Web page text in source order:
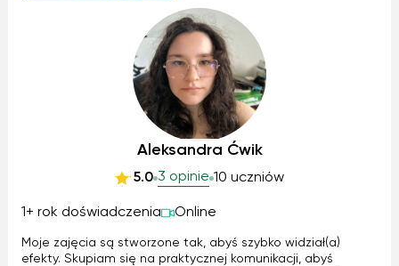
Aleksandra Ćwik
5.0 3 opinie 10 uczniów
1+ rok doświadczenia Online
Moje zajęcia są stworzone tak, abyś szybko widział(a)
efekty. Skupiam się na praktycznej komunikacji, abyś